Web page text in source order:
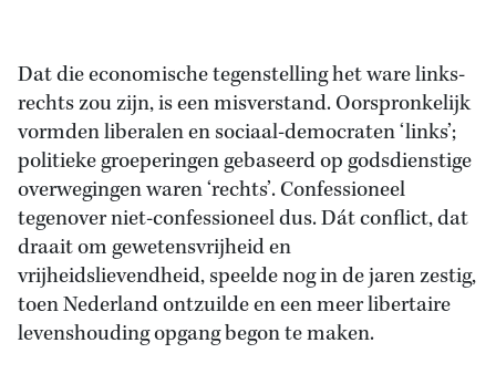
Dat die economische tegenstelling het ware links-
rechts zou zijn, is een misverstand. Oorspronkelijk
vormden liberalen en sociaal-democraten ‘links’;
politieke groeperingen gebaseerd op godsdienstige
overwegingen waren ‘rechts’. Confessioneel
tegenover niet-confessioneel dus. Dát conflict, dat
draait om gewetensvrijheid en
vrijheidslievendheid, speelde nog in de jaren zestig,
toen Nederland ontzuilde en een meer libertaire
levenshouding opgang begon te maken.